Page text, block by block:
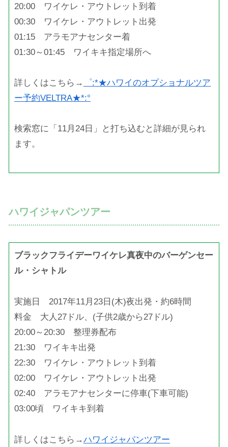
20:00 ワイケレ・アウトレット到着
00:30 ワイケレ・アウトレット出発
01:15 アラモアナセンター着
01:30～01:45 ワイキキ指定場所へ
詳しくはこちら→
゜:*★ハワイのオプショナルツア
ー予約VELTRA★*:°
検索窓に「11月24日」と打ち込むと詳細が見られ
ます。
ハワイジャパンツアー
ブラックフライデーワイケレ真夜中のバーゲンセー
ル・シャトル
実施日 2017年11月23日(木)夜出発・約6時間
料金 大人27ドル、(子供2歳から27ドル)
20:00～20:30 整理券配布
21:30 ワイキキ出発
22:30 ワイケレ・アウトレット到着
02:00 ワイケレ・アウトレット出発
02:40 アラモアナセンターに停車(下車可能)
03:00頃 ワイキキ到着
詳しくはこちら→ハワイジャパンツアー